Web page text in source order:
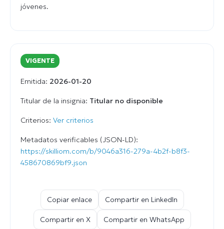
jóvenes.
VIGENTE
Emitida: 2026-01-20
Titular de la insignia: Titular no disponible
Criterios: Ver criterios
Metadatos verificables (JSON-LD):
https://skilliom.com/b/9046a316-279a-4b2f-b8f3-
458670869bf9.json
Copiar enlace Compartir en LinkedIn
Compartir en X Compartir en WhatsApp